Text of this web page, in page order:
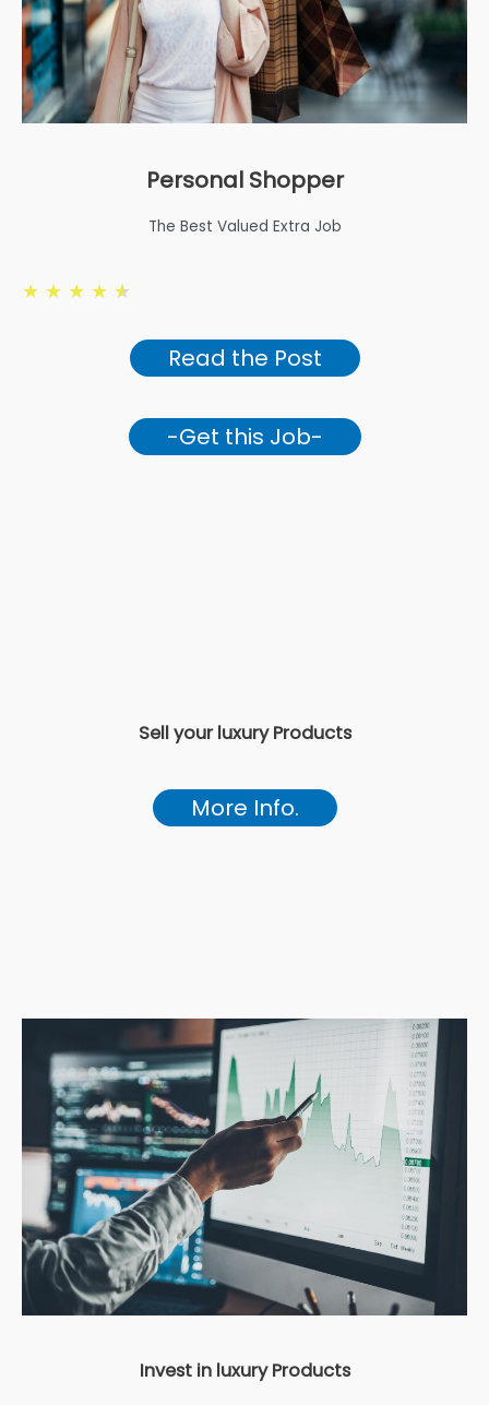
Personal Shopper
The Best Valued Extra Job
★ ★ ★ ★ ★
Read the Post
-Get this Job-
Sell your luxury Products
More Info.
Invest in luxury Products